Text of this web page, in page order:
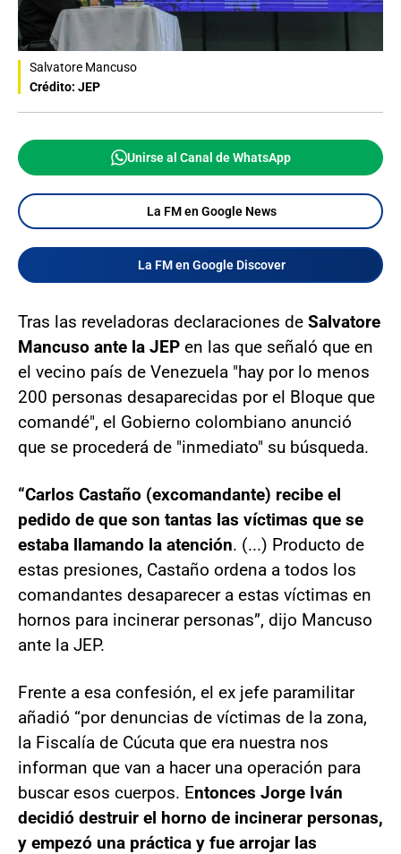
Salvatore Mancuso
Crédito: JEP
Unirse al Canal de WhatsApp
La FM en Google News
La FM en Google Discover
Tras las reveladoras declaraciones de Salvatore
Mancuso ante la JEP en las que señaló que en
el vecino país de Venezuela "hay por lo menos
200 personas desaparecidas por el Bloque que
comandé", el Gobierno colombiano anunció
que se procederá de "inmediato" su búsqueda.
“Carlos Castaño (excomandante) recibe el
pedido de que son tantas las víctimas que se
estaba llamando la atención. (...) Producto de
estas presiones, Castaño ordena a todos los
comandantes desaparecer a estas víctimas en
hornos para incinerar personas”, dijo Mancuso
ante la JEP.
Frente a esa confesión, el ex jefe paramilitar
añadió “por denuncias de víctimas de la zona,
la Fiscalía de Cúcuta que era nuestra nos
informan que van a hacer una operación para
buscar esos cuerpos. Entonces Jorge Iván
decidió destruir el horno de incinerar personas,
y empezó una práctica y fue arrojar las